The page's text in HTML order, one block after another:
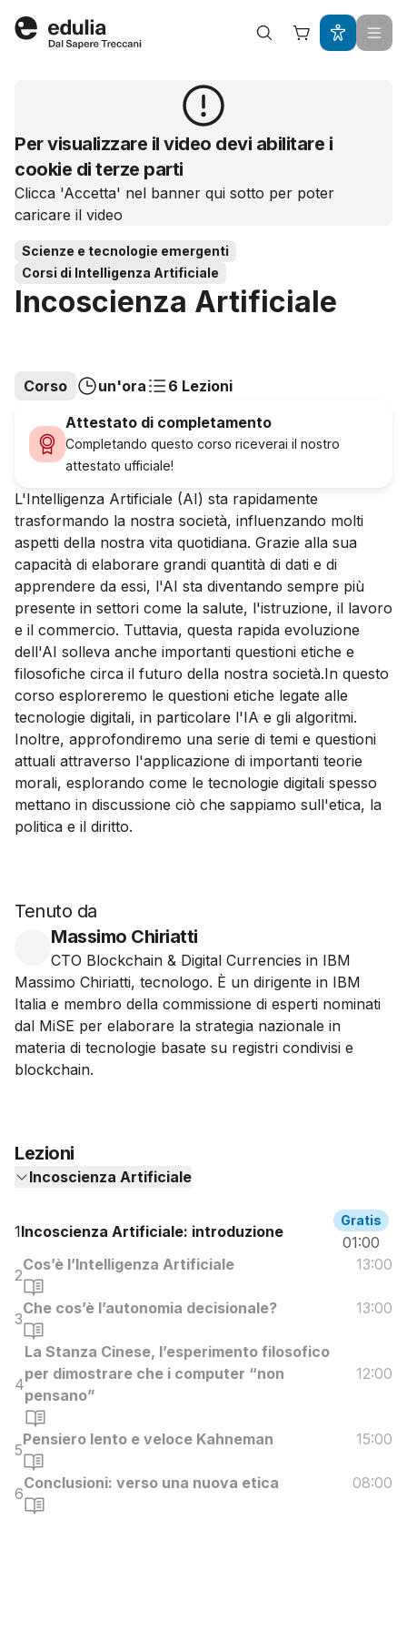
Edulia
Per visualizzare il video devi abilitare i
cookie di terze parti
Clicca 'Accetta' nel banner qui sotto per poter
caricare il video
Scienze e tecnologie emergenti
Corsi di Intelligenza Artificiale
Incoscienza Artificiale
Corso un'ora
6 Lezioni
Attestato di completamento
Completando questo corso riceverai il nostro
attestato ufficiale!
L'Intelligenza Artificiale (AI) sta rapidamente
trasformando la nostra società, influenzando molti
aspetti della nostra vita quotidiana. Grazie alla sua
capacità di elaborare grandi quantità di dati e di
apprendere da essi, l'AI sta diventando sempre più
presente in settori come la salute, l'istruzione, il lavoro
e il commercio. Tuttavia, questa rapida evoluzione
dell'AI solleva anche importanti questioni etiche e
filosofiche circa il futuro della nostra società.In questo
corso esploreremo le questioni etiche legate alle
tecnologie digitali, in particolare l'IA e gli algoritmi.
Inoltre, approfondiremo una serie di temi e questioni
attuali attraverso l'applicazione di importanti teorie
morali, esplorando come le tecnologie digitali spesso
mettano in discussione ciò che sappiamo sull'etica, la
politica e il diritto.
Tenuto da
Massimo Chiriatti
CTO Blockchain & Digital Currencies in IBM
Massimo Chiriatti, tecnologo. È un dirigente in IBM
Italia e membro della commissione di esperti nominati
dal MiSE per elaborare la strategia nazionale in
materia di tecnologie basate su registri condivisi e
blockchain.
Lezioni
Incoscienza Artificiale
1Incoscienza Artificiale: introduzione
Gratis
01:00
2
Cos’è l’Intelligenza Artificiale 13:00
3
Che cos’è l’autonomia decisionale? 13:00
4
La Stanza Cinese, l’esperimento filosofico
per dimostrare che i computer “non
pensano”
12:00
5
Pensiero lento e veloce Kahneman 15:00
6
Conclusioni: verso una nuova etica 08:00